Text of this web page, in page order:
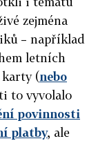
zejména
– například
letních
(nebo
to vyvolalo
povinnosti
platby, ale